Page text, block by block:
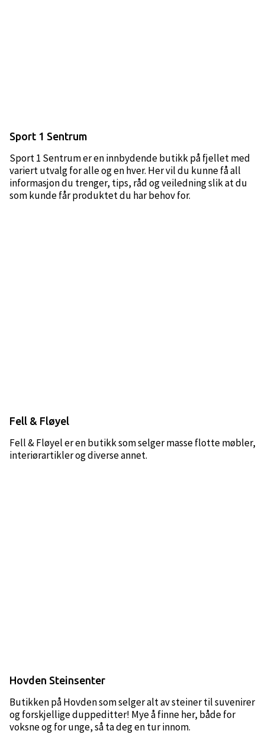
Sport 1 Sentrum
Sport 1 Sentrum er en innbydende butikk på fjellet med
variert utvalg for alle og en hver. Her vil du kunne få all
informasjon du trenger, tips, råd og veiledning slik at du
som kunde får produktet du har behov for.
Fell & Fløyel
Fell & Fløyel er en butikk som selger masse flotte møbler,
interiørartikler og diverse annet.
Hovden Steinsenter
Butikken på Hovden som selger alt av steiner til suvenirer
og forskjellige duppeditter! Mye å finne her, både for
voksne og for unge, så ta deg en tur innom.